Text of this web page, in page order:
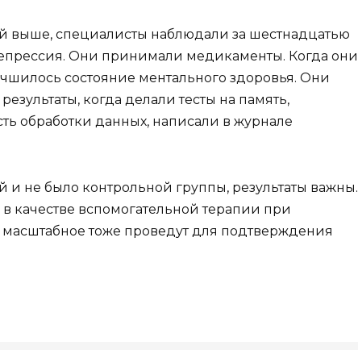
выше, специалисты наблюдали за шестнадцатью
Они принимали медикаменты. Когда они
состояние ментального здоровья. Они
когда делали тесты на память,
обработки данных, написали в журнале
и не было контрольной группы, результаты важны.
качестве вспомогательной терапии при
тоже проведут для подтверждения